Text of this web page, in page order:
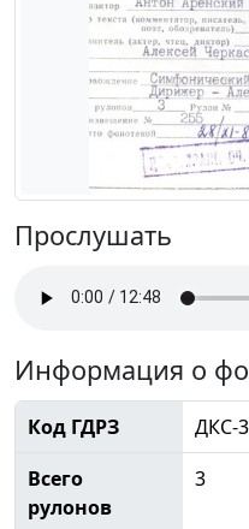
Прослушать
Информация о
Код ГДРЗ
ДКС-
Всего
рулонов
3